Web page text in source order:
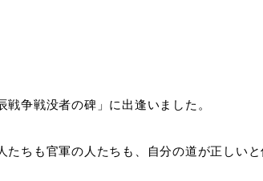
戦争戦没者の碑」に出逢いました。
たちも官軍の人たちも、自分の道が正しい